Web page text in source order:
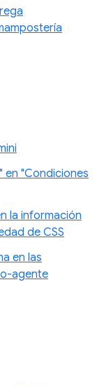
en "Condiciones
la información
de CSS
en las
agente